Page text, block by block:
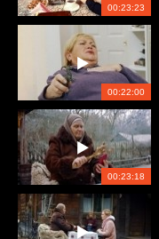
00:23:23
00:22:00
00:23:18